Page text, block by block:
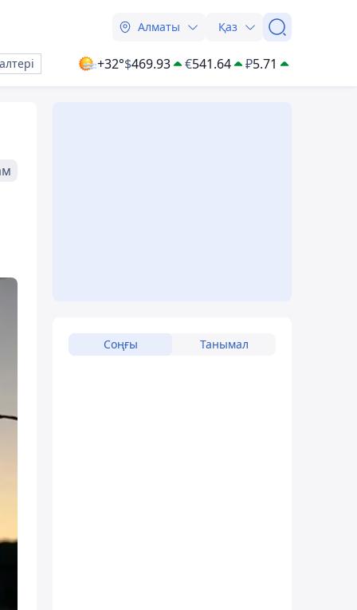
Алматы Қаз
+32°$469.93 €541.64 ₽5.71
Соңғы Танымал